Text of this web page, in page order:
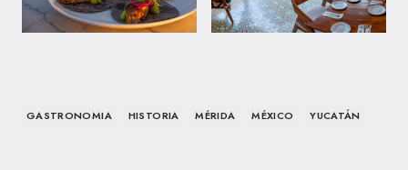
GASTRONOMIA HISTORIA MÉRIDA MÉXICO YUCATÁN